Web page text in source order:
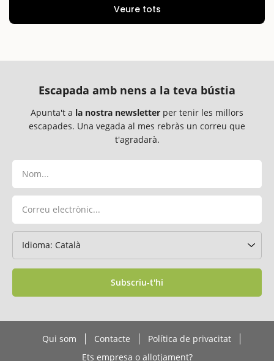
Veure tots
Escapada amb nens a la teva bústia
Apunta't a la nostra newsletter per tenir les millors
escapades. Una vegada al mes rebràs un correu que
t'agradarà.
Subscriu-t'hi
Qui som Contacte
Política de privacitat
Ets empresa o allotjament?